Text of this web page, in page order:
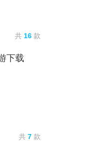
共 16 款
共 7 款